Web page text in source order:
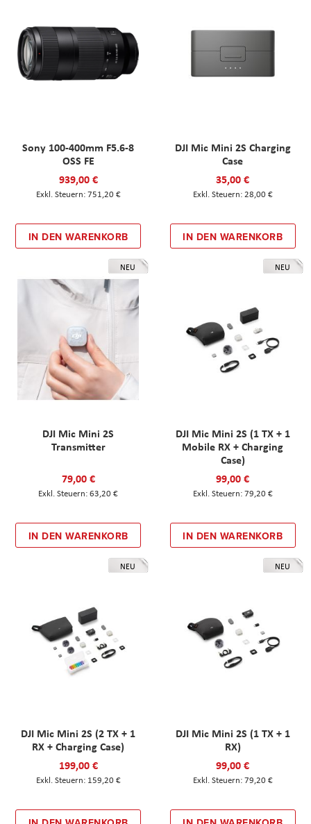
Sony 100-400mm F5.6-8
OSS FE
939,00 €
751,20 €
IN DEN WARENKORB
DJI Mic Mini 2S Charging
Case
35,00 €
28,00 €
IN DEN WARENKORB
NEU
DJI Mic Mini 2S
Transmitter
79,00 €
63,20 €
IN DEN WARENKORB
NEU
DJI Mic Mini 2S (1 TX + 1
Mobile RX + Charging
Case)
99,00 €
79,20 €
IN DEN WARENKORB
NEU
DJI Mic Mini 2S (2 TX + 1
RX + Charging Case)
199,00 €
159,20 €
NEU
DJI Mic Mini 2S (1 TX + 1
RX)
99,00 €
79,20 €